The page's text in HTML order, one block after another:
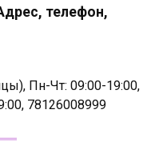
телефон,
Пн-Чт: 09:00-19:00,
78126008999